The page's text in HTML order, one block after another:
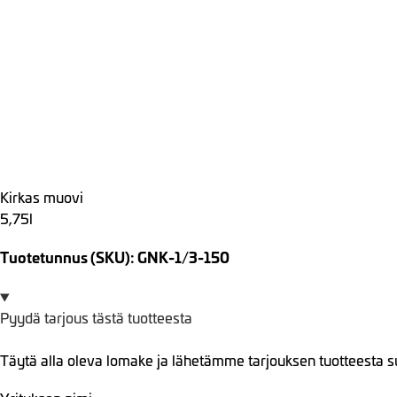
Kirkas muovi
5,75l
Tuotetunnus (SKU): GNK-1/3-150
Pyydä tarjous tästä tuotteesta
Täytä alla oleva lomake ja lähetämme tarjouksen tuotteesta